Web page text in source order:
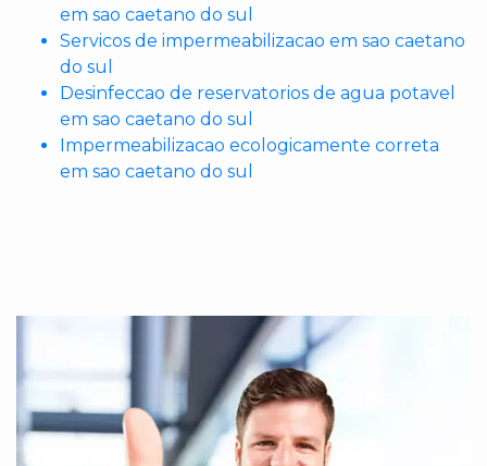
em sao caetano do sul
Servicos de impermeabilizacao em sao caetano
do sul
Desinfeccao de reservatorios de agua potavel
em sao caetano do sul
Impermeabilizacao ecologicamente correta
em sao caetano do sul